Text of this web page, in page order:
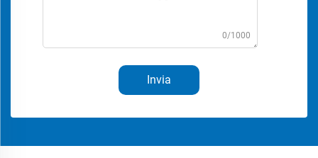
0/1000
Invia